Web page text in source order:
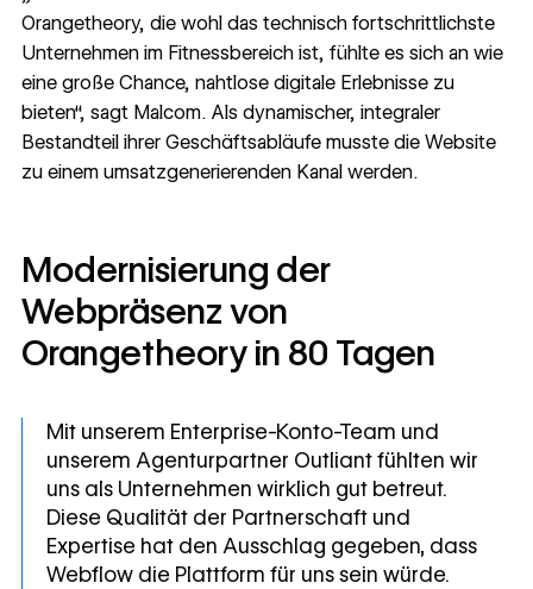
Orangetheory, die wohl das technisch fortschrittlichste
Unternehmen im Fitnessbereich ist, fühlte es sich an wie
eine große Chance, nahtlose digitale Erlebnisse zu
bieten“, sagt Malcom. Als dynamischer, integraler
Bestandteil ihrer Geschäftsabläufe musste die Website
zu einem umsatzgenerierenden Kanal werden.
Modernisierung der
Webpräsenz von
Orangetheory in 80 Tagen
Mit unserem Enterprise-Konto-Team und
unserem Agenturpartner Outliant fühlten wir
uns als Unternehmen wirklich gut betreut.
Diese Qualität der Partnerschaft und
Expertise hat den Ausschlag gegeben, dass
Webflow die Plattform für uns sein würde.